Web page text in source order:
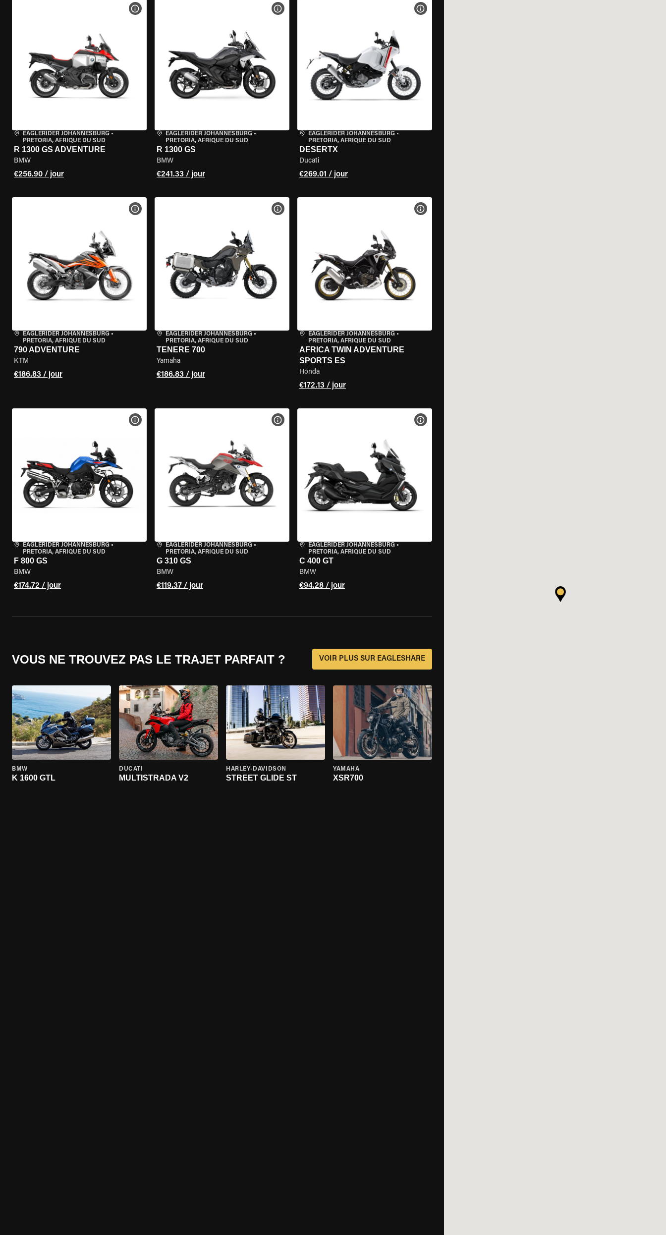
EAGLERIDER JOHANNESBURG •
PRETORIA, AFRIQUE DU SUD
R 1300 GS ADVENTURE
BMW
€256.90 / jour
VOIR LES SPÉCIFICATIONS DE LA MOTO
EAGLERIDER JOHANNESBURG•
PRETORIA, AFRIQUE DU SUD
R 1300 GS
BMW
€241.33 / jour
VOIR LES SPÉCIFICATIONS DE LA MOTO
EAGLERIDER JOHANNESBURG•
PRETORIA, AFRIQUE DU SUD
DESERTX
Ducati
€269.01 / jour
VOIR LES SPÉCIFICATIONS DE LA MOTO
EAGLERIDER JOHANNESBURG •
PRETORIA, AFRIQUE DU SUD
790 ADVENTURE
KTM
€186.83 / jour
VOIR LES SPÉCIFICATIONS DE LA MOTO
EAGLERIDER JOHANNESBURG•
PRETORIA, AFRIQUE DU SUD
TENERE 700
Yamaha
€186.83 / jour
VOIR LES SPÉCIFICATIONS DE LA MOTO
EAGLERIDER JOHANNESBURG•
PRETORIA, AFRIQUE DU SUD
AFRICA TWIN ADVENTURE
SPORTS ES
Honda
€172.13 / jour
VOIR LES SPÉCIFICATIONS DE LA MOTO
EAGLERIDER JOHANNESBURG •
PRETORIA, AFRIQUE DU SUD
F 800 GS
BMW
€174.72 / jour
VOIR LES SPÉCIFICATIONS DE LA MOTO
EAGLERIDER JOHANNESBURG•
PRETORIA, AFRIQUE DU SUD
G 310 GS
BMW
€119.37 / jour
VOIR LES SPÉCIFICATIONS DE LA MOTO
EAGLERIDER JOHANNESBURG•
PRETORIA, AFRIQUE DU SUD
C 400 GT
BMW
€94.28 / jour
VOIR LES SPÉCIFICATIONS DE LA MOTO
VOUS NE TROUVEZ PAS LE TRAJET PARFAIT ? VOIR PLUS SUR EAGLESHARE
BMW
K 1600 GTL
DUCATI
MULTISTRADA V2
HARLEY-DAVIDSON
STREET GLIDE ST
YAMAHA
XSR700